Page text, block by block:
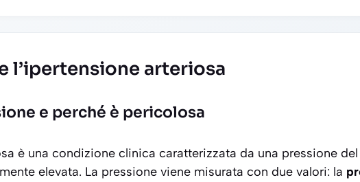
l’ipertensione arteriosa
e perché è pericolosa
è una condizione clinica caratterizzata da una pressione
elevata. La pressione viene misurata con due valori: la